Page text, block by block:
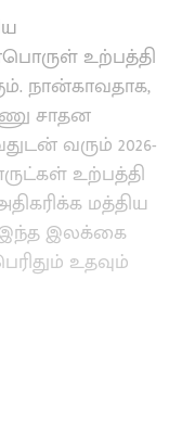
உற்பத்தி
நான்காவதாக,
சாதன
வரும் 2026-
உற்பத்தி
மத்திய
இந்த இலக்கை
உதவும்